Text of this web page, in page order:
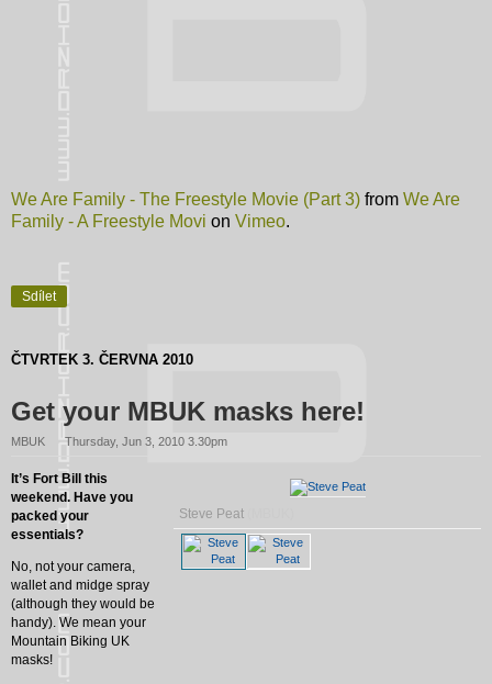
We Are Family - The Freestyle Movie (Part 3) from We Are
Family - A Freestyle Movi on Vimeo.
Sdílet
ČTVRTEK 3. ČERVNA 2010
Get your MBUK masks here!
MBUK Thursday, Jun 3, 2010 3.30pm
Steve Peat
It’s Fort Bill this
weekend. Have you
packed your
essentials?
No, not your camera,
wallet and midge spray
(although they would be
handy). We mean your
Mountain Biking UK
masks!